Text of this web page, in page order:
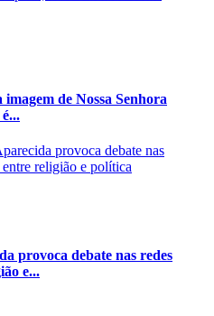
de Nossa Senhora
provoca debate nas redes
e...